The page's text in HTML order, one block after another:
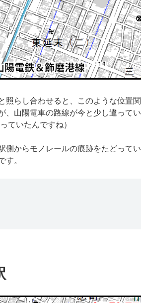
照らし合わせると、このような位置関
、山陽電車の路線が今と少し違ってい
ていたんですね）
側からモノレールの痕跡をたどってい
す。